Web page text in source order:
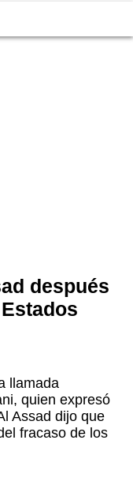
después
llamada
quien expresó
Assad dijo que
fracaso de los